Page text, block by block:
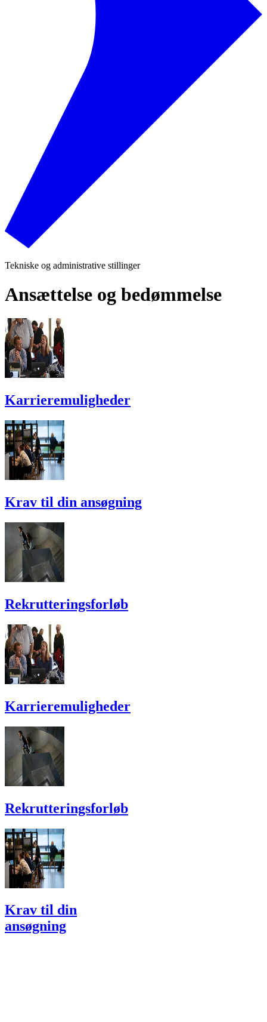
Tekniske og administrative stillinger
Ansættelse og bedømmelse
Karriere­muligheder
Krav til din ansøgning
Rekrutterings­forløb
Karriere­muligheder
Rekrutterings­forløb
Krav til din
ansøgning